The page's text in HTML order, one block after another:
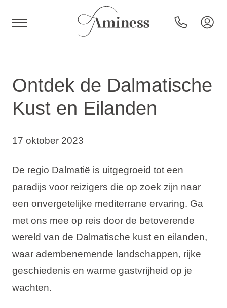
Speciale aanbiedingen
Bestemmingen
Vakantietypes
Ontdek de Dalmatische
Kust en Eilanden
17 oktober 2023
De regio Dalmatië is uitgegroeid tot een
paradijs voor reizigers die op zoek zijn naar
een onvergetelijke mediterrane ervaring. Ga
met ons mee op reis door de betoverende
wereld van de Dalmatische kust en eilanden,
waar adembenemende landschappen, rijke
geschiedenis en warme gastvrijheid op je
wachten.